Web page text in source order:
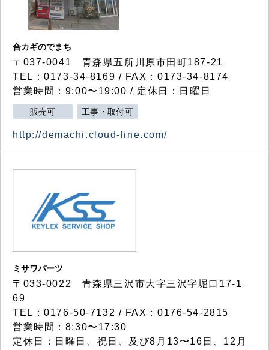
合カギのでまち
〒037-0041 青森県五所川原市田町187-21
TEL：0173-34-8169 / FAX：0173-34-8174
営業時間：9:00〜19:00 / 定休日：日曜日
販売可 工事・取付可
http://demachi.cloud-line.com/
ミサワパーツ
〒033-0022 青森県三沢市大字三沢字堀口17-1
69
TEL：0176-50-7132 / FAX：0176-54-2815
営業時間：8:30〜17:30
定休日：日曜日、祝日、及び8月13〜16日、12月